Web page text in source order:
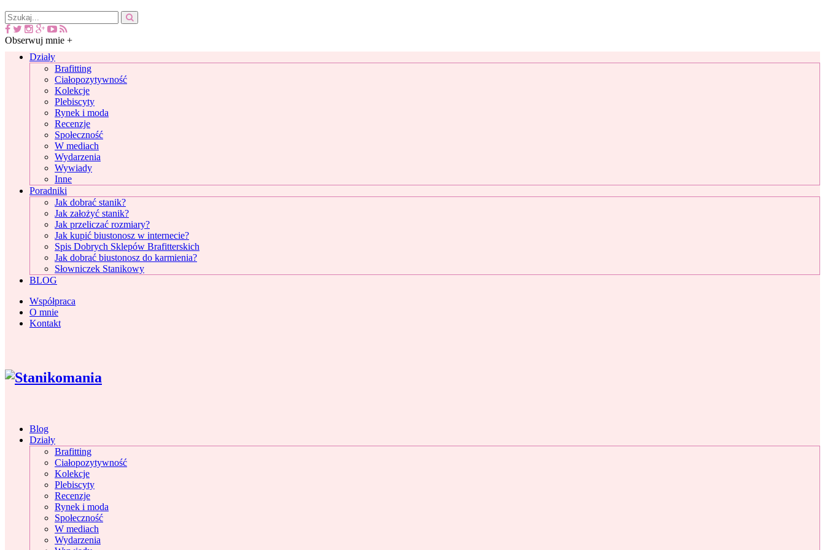
Obserwuj mnie +
Działy
Brafitting
Ciałopozytywność
Kolekcje
Plebiscyty
Rynek i moda
Recenzje
Społeczność
W mediach
Wydarzenia
Wywiady
Inne
Poradniki
Jak dobrać stanik?
Jak założyć stanik?
Jak przeliczać rozmiary?
Jak kupić biustonosz w internecie?
Spis Dobrych Sklepów Brafitterskich
Jak dobrać biustonosz do karmienia?
Słowniczek Stanikowy
BLOG
Współpraca
O mnie
Kontakt
Blog
Działy
Brafitting
Ciałopozytywność
Kolekcje
Plebiscyty
Recenzje
Rynek i moda
Społeczność
W mediach
Wydarzenia